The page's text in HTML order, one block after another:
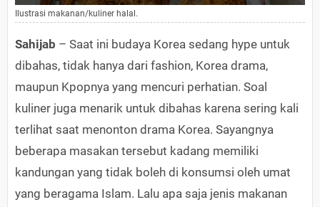
Ilustrasi makanan/kuliner halal.
Sahijab – Saat ini budaya Korea sedang hype untuk
dibahas, tidak hanya dari fashion, Korea drama,
maupun Kpopnya yang mencuri perhatian. Soal
kuliner juga menarik untuk dibahas karena sering kali
terlihat saat menonton drama Korea. Sayangnya
beberapa masakan tersebut kadang memiliki
kandungan yang tidak boleh di konsumsi oleh umat
yang beragama Islam. Lalu apa saja jenis makanan